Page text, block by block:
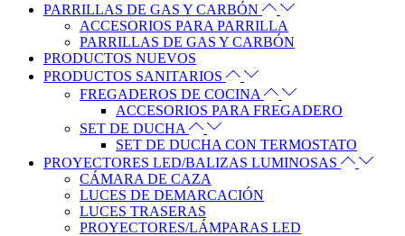
PARRILLAS DE GAS Y CARBÓN
ACCESORIOS PARA PARRILLA
PARRILLAS DE GAS Y CARBÓN
PRODUCTOS NUEVOS
PRODUCTOS SANITARIOS
FREGADEROS DE COCINA
ACCESORIOS PARA FREGADERO
SET DE DUCHA
SET DE DUCHA CON TERMOSTATO
PROYECTORES LED/BALIZAS LUMINOSAS
CÁMARA DE CAZA
LUCES DE DEMARCACIÓN
LUCES TRASERAS
PROYECTORES/LÁMPARAS LED